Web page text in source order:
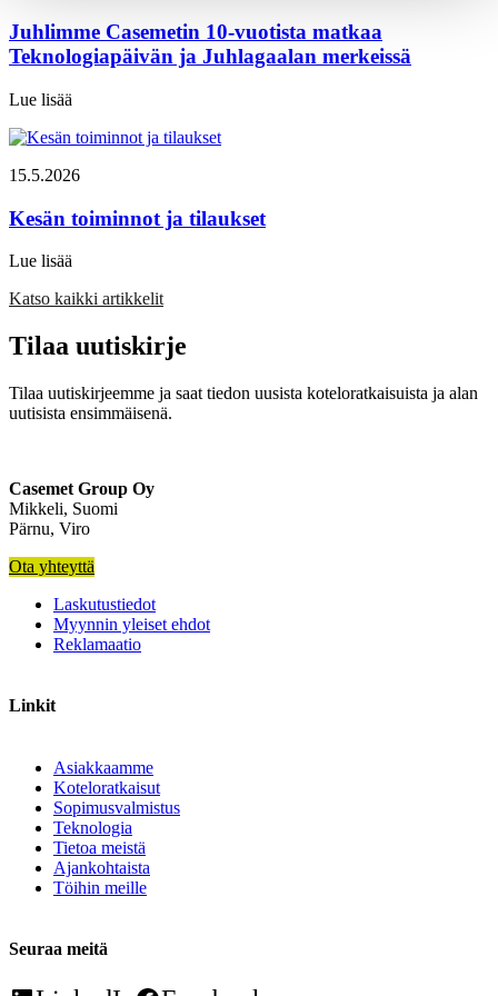
Juhlimme Casemetin 10-vuotista matkaa
Teknologiapäivän ja Juhlagaalan merkeissä
Lue lisää
15.5.2026
Kesän toiminnot ja tilaukset
Lue lisää
Katso kaikki artikkelit
Tilaa uutiskirje
Tilaa uutiskirjeemme ja saat tiedon uusista koteloratkaisuista ja alan
uutisista ensimmäisenä.
Casemet Group Oy
Mikkeli, Suomi
Pärnu, Viro
Ota yhteyttä
Laskutustiedot
Myynnin yleiset ehdot
Reklamaatio
Linkit
Asiakkaamme
Koteloratkaisut
Sopimusvalmistus
Teknologia
Tietoa meistä
Ajankohtaista
Töihin meille
Seuraa meitä